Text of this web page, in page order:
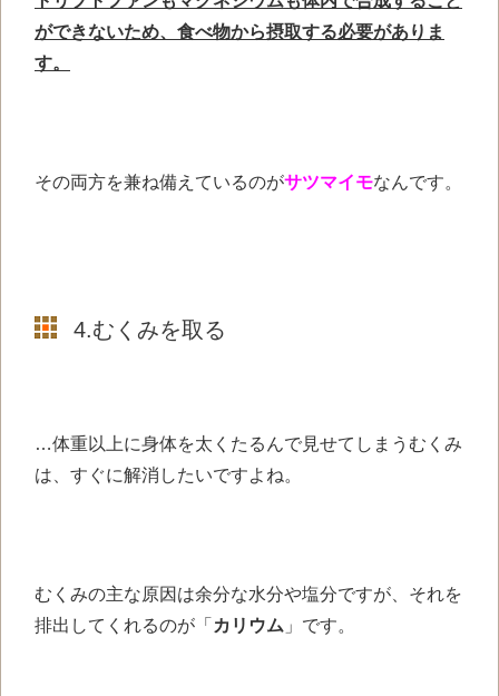
ができないため、食べ物から摂取する必要がありま
す。
その両方を兼ね備えているのがサツマイモなんです。
4.むくみを取る
…体重以上に身体を太くたるんで見せてしまうむくみ
は、すぐに解消したいですよね。
むくみの主な原因は余分な水分や塩分ですが、それを
排出してくれるのが「 カリウム 」です。